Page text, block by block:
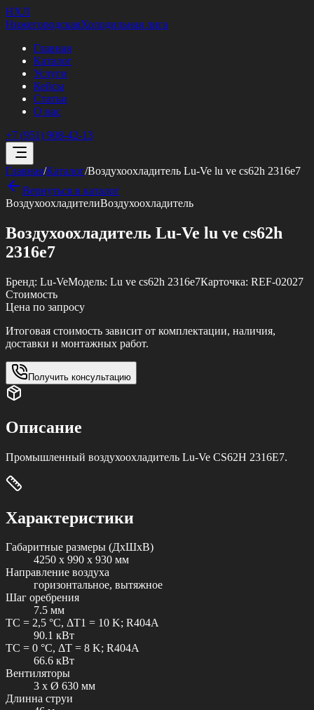
НХЛ
НижегородскаяХолодильная лига
Главная
Каталог
Услуги
Кейсы
Статьи
О нас
+7 (951) 908-42-13
Главная/Каталог/Воздухоохладитель Lu-Ve lu ve cs62h 2316e7
Вернуться в каталог
ВоздухоохладителиВоздухоохладитель
Воздухоохладитель Lu-Ve lu ve cs62h
2316e7
Бренд: Lu-VeМодель: Lu ve cs62h 2316e7Карточка: REF-02027
Стоимость
Цена по запросу
Итоговая стоимость зависит от комплектации, наличия,
доставки и монтажных работ.
Получить консультацию
Описание
Промышленный воздухоохладитель Lu-Ve CS62H 2316E7.
Характеристики
Габаритные размеры (ДxШxВ)
4250 x 990 x 930 мм
Направление воздуха
горизонтальное, вытяжное
Шаг оребрения
7.5 мм
TC = 2,5 °C, ΔT1 = 10 K; R404A
90.1 кВт
TC = 0 °C, ΔT = 8 K; R404A
66.6 кВт
Вентиляторы
3 x Ø 630 мм
Длинна струи